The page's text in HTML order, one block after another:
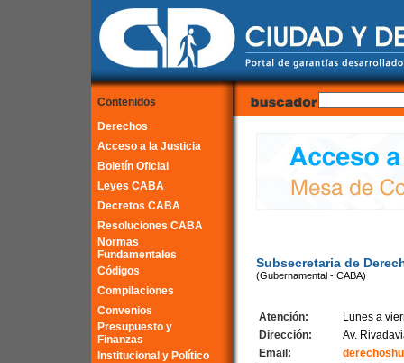
Contenidos
Derechos
Acceso a la Justicia
Boletín Oficial
Leyes CABA
Decretos CABA
Resoluciones CABA
Normas
Fundamentales
Códigos
Compilaciones
Convenios
Presupuesto y
Finanzas
Institucional y Político
Subsecretaria de
(Gubernamental - CABA)
Atención:
Lunes a
Dirección:
Av.
Email: